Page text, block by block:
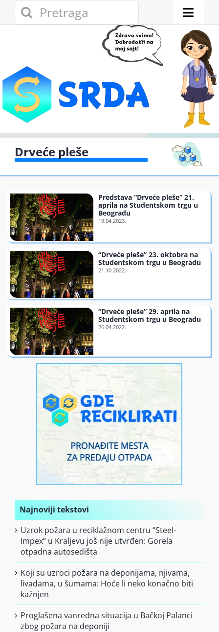
Search
for:
Toggle
Eko adresar
Eko pravo
Gde reciklirati
Zelena privreda
Finansiranje
O nama
Drveće pleše
Predstava “Drveće pleše” 21.
aprila na Studentskom trgu u
Beogradu
“Drveće pleše” 23. oktobra na
Studentskom trgu u Beogradu
“Drveće pleše” 29. aprila na
Studentskom trgu u Beogradu
Najnoviji tekstovi
Uzrok požara u reciklažnom centru “Steel-
Impex” u Kraljevu još nije utvrđen: Gorela
otpadna autosedišta
Koji su uzroci požara na deponijama, njivama,
livadama, u šumama: Hoće li neko konačno biti
kažnjen
Proglašena vanredna situacija u Bačkoj Palanci
zbog požara na deponiji